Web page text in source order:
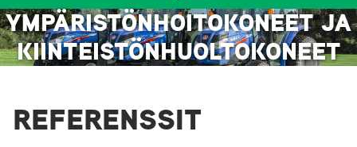
YMPÄRISTÖNHOITOKONEET JA
KIINTEISTÖNHUOLTOKONEET
REFERENSSIT